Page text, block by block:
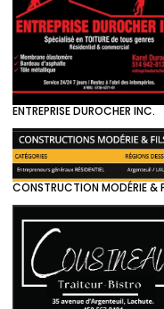
ENTREPRISE DUROCHER INC.
CONSTRUCTION MODÉRIE &